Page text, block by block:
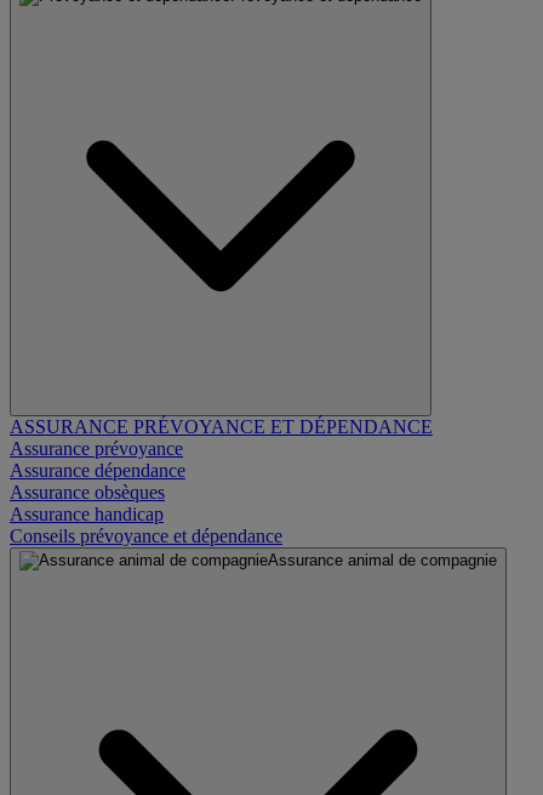
ASSURANCE PRÉVOYANCE ET DÉPENDANCE
Assurance prévoyance
Assurance dépendance
Assurance obsèques
Assurance handicap
Conseils prévoyance et dépendance
Assurance animal de compagnie